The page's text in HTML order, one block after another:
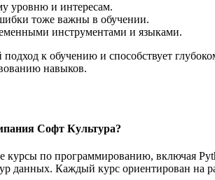
уровню и интересам.
тоже важны в обучении.
инструментами и языками.
к обучению и способствует
навыков.
Софт Культура?
курсы по программированию, включая
данных. Каждый курс ориентирован на